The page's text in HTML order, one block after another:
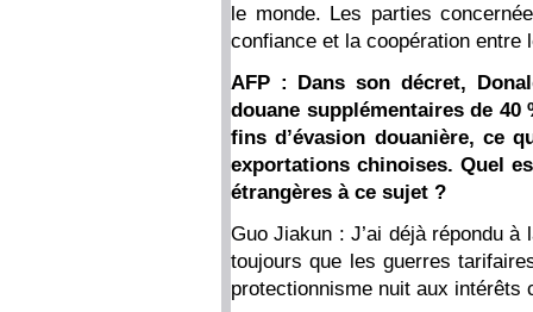
le monde. Les parties
confiance et la coopération entre
AFP : Dans son décret,
douane supplémentaires de
fins d’évasion douanière, ce
exportations chinoises. Quel
étrangères à ce sujet ?
Guo Jiakun : J’ai déjà répondu
toujours que les guerres
protectionnisme nuit aux intérêts